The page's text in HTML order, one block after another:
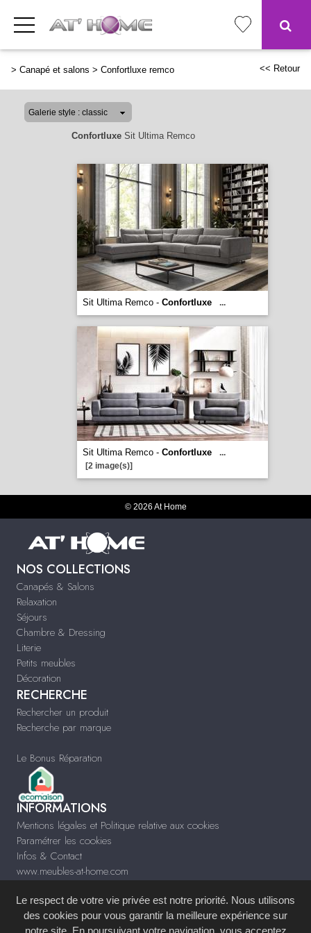
> Canapé et salons > Confortluxe remco << Retour
ConfortluxeSit Ultima Remco
Sit Ultima Remco - Confortluxe ...
Sit Ultima Remco - Confortluxe
...
[2 image(s)]
© 2026 At Home
NOS COLLECTIONS
Canapés & Salons
Relaxation
Séjours
Chambre & Dressing
Literie
Petits meubles
Décoration
RECHERCHE
Rechercher un produit
Recherche par marque
Le Bonus Réparation
INFORMATIONS
Mentions légales et Politique relative aux cookies
Paramétrer les cookies
Infos & Contact
www.meubles-at-home.com
Le respect de votre vie privée est notre priorité. Nous utilisons
des cookies pour vous garantir la meilleure expérience sur
notre site. En poursuivant votre navigation, vous acceptez